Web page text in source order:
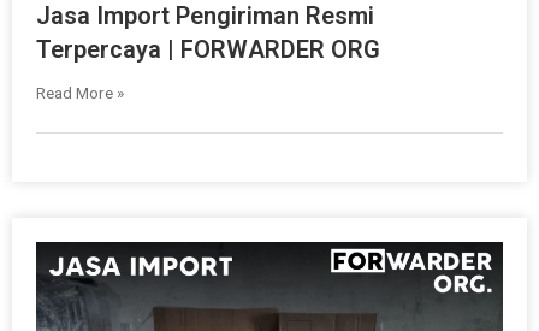
Jasa Import Pengiriman Resmi
Terpercaya | FORWARDER ORG
Read More »